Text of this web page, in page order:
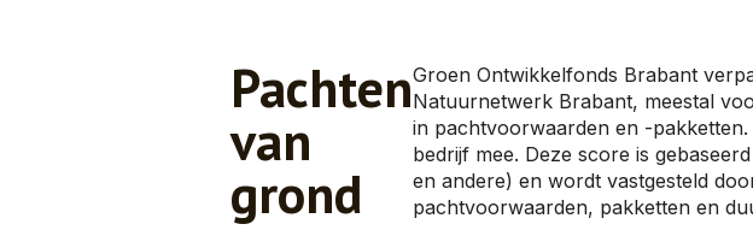
Pachten
van
grond
Groen Ontwikkelfonds Brabant
Natuurnetwerk Brabant, meestal
in pachtvoorwaarden en -
bedrijf mee. Deze score is
en andere) en wordt vastgesteld
pachtvoorwaarden, pakketten en